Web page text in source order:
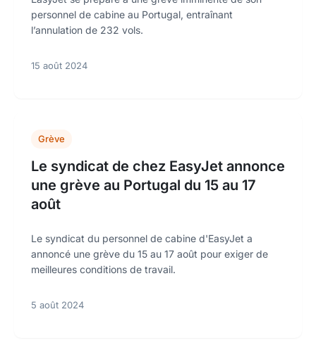
personnel de cabine au Portugal, entraînant
l’annulation de 232 vols.
15 août 2024
Grève
Le syndicat de chez EasyJet annonce
une grève au Portugal du 15 au 17
août
Le syndicat du personnel de cabine d'EasyJet a
annoncé une grève du 15 au 17 août pour exiger de
meilleures conditions de travail.
5 août 2024